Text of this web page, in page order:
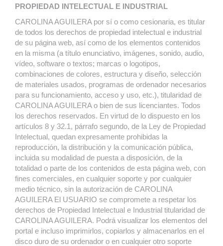
PROPIEDAD INTELECTUAL E INDUSTRIAL
CAROLINA AGUILERA por sí o como cesionaria, es titular
de todos los derechos de propiedad intelectual e industrial
de su página web, así como de los elementos contenidos
en la misma (a título enunciativo, imágenes, sonido, audio,
vídeo, software o textos; marcas o logotipos,
combinaciones de colores, estructura y diseño, selección
de materiales usados, programas de ordenador necesarios
para su funcionamiento, acceso y uso, etc.), titularidad de
CAROLINA AGUILERA o bien de sus licenciantes. Todos
los derechos reservados. En virtud de lo dispuesto en los
artículos 8 y 32.1, párrafo segundo, de la Ley de Propiedad
Intelectual, quedan expresamente prohibidas la
reproducción, la distribución y la comunicación pública,
incluida su modalidad de puesta a disposición, de la
totalidad o parte de los contenidos de esta página web, con
fines comerciales, en cualquier soporte y por cualquier
medio técnico, sin la autorización de CAROLINA
AGUILERA El USUARIO se compromete a respetar los
derechos de Propiedad Intelectual e Industrial titularidad de
CAROLINA AGUILERA. Podrá visualizar los elementos del
portal e incluso imprimirlos, copiarlos y almacenarlos en el
disco duro de su ordenador o en cualquier otro soporte